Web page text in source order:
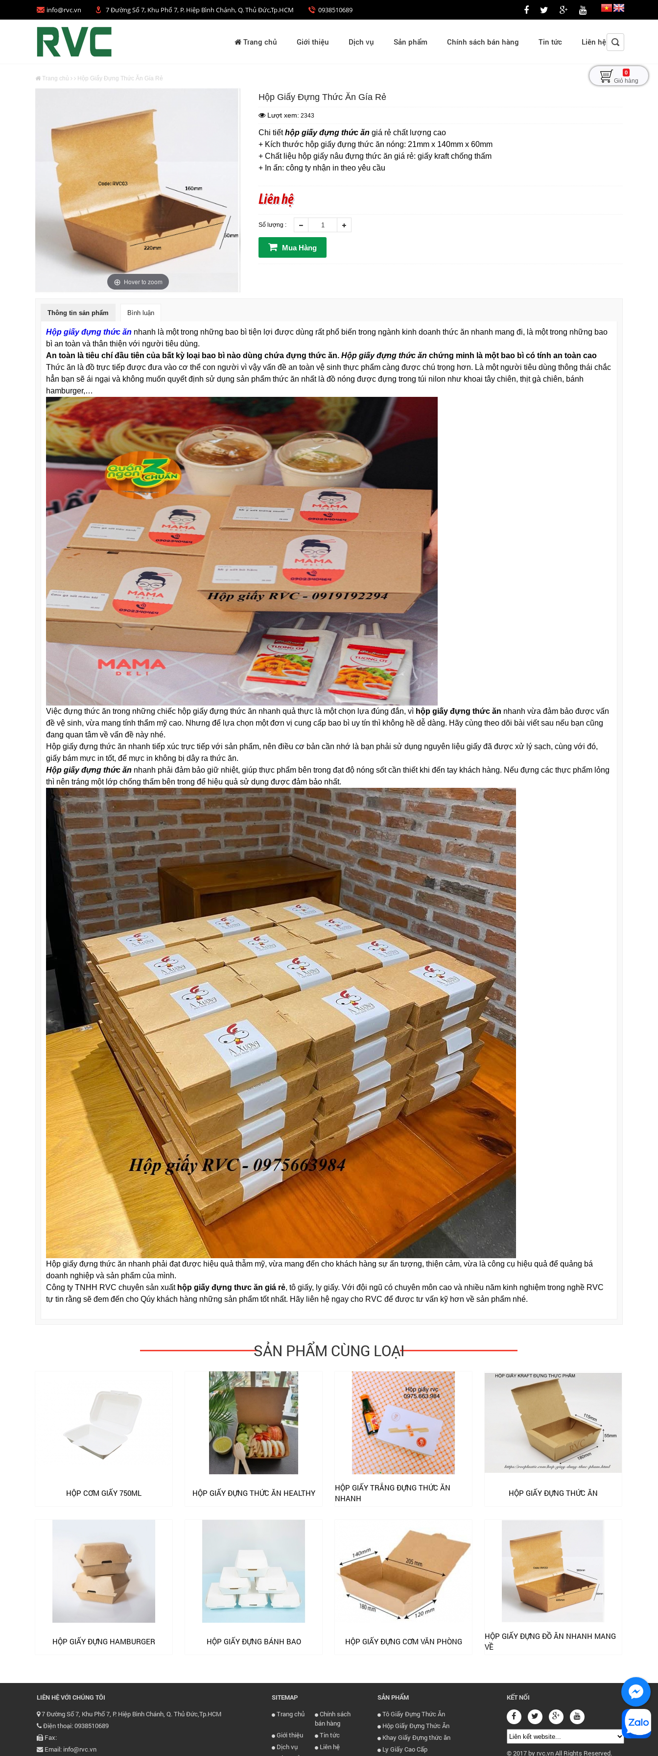
info@rvc.vn 7 Đường Số 7, Khu Phố 7, P. Hiệp Bình Chánh, Q. Thủ Đức,Tp.HCM 0938510689
Trang chủ Giới thiệu Dịch vụ Sản phẩm Chính sách bán hàng Tin tức Liên hệ
0
Giỏ hàng
Trang chủ Hộp Giấy Đựng Thức Ăn Gía Rẻ
Hover to zoom
Hộp Giấy Đựng Thức Ăn Gía Rẻ
Lượt xem: 2343
Chi tiếthộp giấy đựng thức ăn giá rẻ chất lượng cao
+ Kích thước hộp giấy đựng thức ăn nóng: 21mm x 140mm x 60mm
+ Chất liệu hộp giấy nâu đựng thức ăn giá rẻ: giấy kraft chống thấm
+ In ấn: công ty nhận in theo yêu cầu
Liên hệ
Số lượng :
Mua Hàng
Thông tin sản phẩm Bình luận
Hộp giấy đựng thức ăn nhanh là một trong những bao bì tiện lợi được dùng rất phổ biến trong ngành kinh doanh thức ăn nhanh mang đi, là một trong những bao
bì an toàn và thân thiện với người tiêu dùng.
An toàn là tiêu chí đầu tiên của bất kỳ loại bao bì nào dùng chứa đựng thức ăn. Hộp giấy đựng thức ăn chứng minh là một bao bì có tính an toàn cao
Thức ăn là đồ trực tiếp được đưa vào cơ thể con người vì vậy vấn đề an toàn vệ sinh thực phẩm càng được chú trọng hơn. Là một người tiêu dùng thông thái chắc
hẳn bạn sẽ ái ngại và không muốn quyết định sử dụng sản phẩm thức ăn nhất là đồ nóng được đựng trong túi nilon như khoai tây chiên, thịt gà chiên, bánh
hamburger,…
Việc đựng thức ăn trong những chiếc hộp giấy đựng thức ăn nhanh quả thực là một chọn lựa đúng đắn, vì hộp giấy đựng thức ăn nhanh vừa đảm bảo được vấn
đề vệ sinh, vừa mang tính thẩm mỹ cao. Nhưng để lựa chọn một đơn vị cung cấp bao bì uy tín thì không hề dễ dàng. Hãy cùng theo dõi bài viết sau nếu bạn cũng
đang quan tâm về vấn đề này nhé.
Hộp giấy đựng thức ăn nhanh tiếp xúc trực tiếp với sản phẩm, nên điều cơ bản cần nhớ là bạn phải sử dụng nguyên liệu giấy đã được xử lý sạch, cùng với đó,
giấy bám mực in tốt, để mực in không bị dây ra thức ăn.
Hộp giấy đựng thức ăn nhanh phải đảm bảo giữ nhiệt, giúp thực phẩm bên trong đạt độ nóng sốt cần thiết khi đến tay khách hàng. Nếu đựng các thực phẩm lỏng
thì nên tráng một lớp chống thấm bên trong để hiệu quả sử dụng được đảm bảo nhất.
Hộp giấy đựng thức ăn nhanh phải đạt được hiệu quả thẫm mỹ, vừa mang đến cho khách hàng sự ấn tượng, thiện cảm, vừa là công cụ hiệu quả để quảng bá
doanh nghiệp và sản phẩm của mình.
Công ty TNHH RVC chuyên sản xuấthộp giấy đựng thưc ăn giá rẻ, tô giấy, ly giấy. Với đội ngũ có chuyên môn cao và nhiều năm kinh nghiệm trong nghề RVC
tự tin rằng sẽ đem đến cho Qúy khách hàng những sản phẩm tốt nhất. Hãy liên hệ ngay cho RVC để được tư vấn kỹ hơn về sản phẩm nhé.
SẢN PHẨM CÙNG LOẠI
HỘP CƠM GIẤY 750ML HỘP GIẤY ĐỰNG THỨC ĂN HEALTHY
HỘP GIẤY TRẮNG ĐỰNG THỨC ĂN
NHANH
HỘP GIẤY ĐỰNG THỨC ĂN
HỘP GIẤY ĐỰNG HAMBURGER HỘP GIẤY ĐỰNG BÁNH BAO HỘP GIẤY ĐỰNG CƠM VĂN PHÒNG
HỘP GIẤY ĐỰNG ĐỒ ĂN NHANH MANG
VỀ
LIÊN HỆ VỚI CHÚNG TÔI
7 Đường Số 7, Khu Phố 7, P. Hiệp Bình Chánh, Q. Thủ Đức,Tp.HCM
Điện thoại: 0938510689
Fax:
Email: info@rvc.vn
SITEMAP
Trang chủ
Chính sách
bán hàng
Giới thiệu
Tin tức
Dịch vụ
Liên hệ
SẢN PHẨM
Tô Giấy Đựng Thức Ăn
Hộp Giấy Đựng Thức Ăn
Khay Giấy Đựng thức ăn
Ly Giấy Cao Cấp
KẾT NỐI
© 2017 by rvc.vn All Rights Reserved.